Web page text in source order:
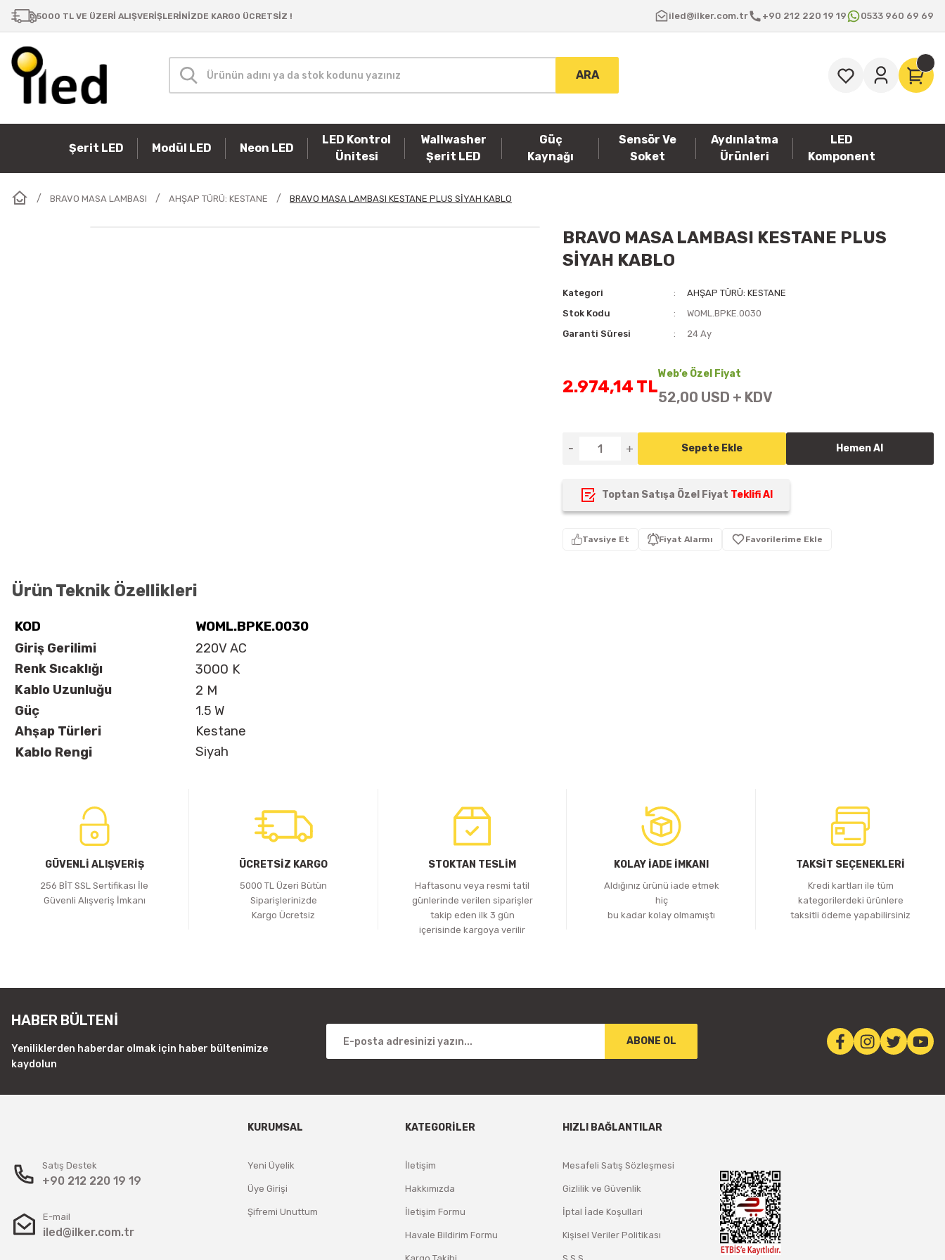
5000 TL VE ÜZERİ ALIŞVERİŞLERİNİZDE KARGO ÜCRETSİZ ! iled@ilker.com.tr +90 212 220 19 19 0533 960 69 69
ARA
Şerit LED Modül LED Neon LED
LED Kontrol
Ünitesi
Wallwasher
Şerit LED
Güç
Kaynağı
Sensör Ve
Soket
Aydınlatma
Ürünleri
LED
Komponent
BRAVO MASA LAMBASI AHŞAP TÜRÜ: KESTANE BRAVO MASA LAMBASI KESTANE PLUS SİYAH KABLO
BRAVO MASA LAMBASI KESTANE PLUS
SİYAH KABLO
Kategori
AHŞAP TÜRÜ: KESTANE
Stok Kodu
WOML.BPKE.0030
Garanti Süresi
24 Ay
2.974,14 TL
Web’e Özel Fiyat
52,00 USD + KDV
Sepete Ekle Hemen Al
Toptan Satışa Özel Fiyat Teklifi Al
Tavsiye Et Fiyat Alarmı
Ürün Teknik Özellikleri
KOD
WOML.BPKE.0030
Giriş Gerilimi
220V AC
Renk Sıcaklığı
3000 K
Kablo Uzunluğu
2 M
Güç
1.5 W
Ahşap Türleri
Kestane
Kablo Rengi
Siyah
GÜVENLİ ALIŞVERİŞ
256 BİT SSL Sertifikası İle
Güvenli Alışveriş İmkanı
ÜCRETSİZ KARGO
5000 TL Üzeri Bütün
Siparişlerinizde
Kargo Ücretsiz
STOKTAN TESLİM
Haftasonu veya resmi tatil
günlerinde verilen siparişler
takip eden ilk 3 gün
içerisinde kargoya verilir
KOLAY İADE İMKANI
Aldığınız ürünü iade etmek
hiç
bu kadar kolay olmamıştı
TAKSİT SEÇENEKLERİ
Kredi kartları ile tüm
kategorilerdeki ürünlere
taksitli ödeme yapabilirsiniz
HABER BÜLTENİ
Yeniliklerden haberdar olmak için haber bültenimize
kaydolun
ABONE OL
Satış Destek
+90 212 220 19 19
E-mail
iled@ilker.com.tr
KURUMSAL
Yeni Üyelik
Üye Girişi
Şifremi Unuttum
KATEGORİLER
İletişim
Hakkımızda
İletişim Formu
Havale Bildirim Formu
HIZLI BAĞLANTILAR
Mesafeli Satış Sözleşmesi
Gizlilik ve Güvenlik
İptal İade Koşullari
Kişisel Veriler Politikası